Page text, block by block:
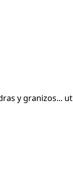
y granizos...